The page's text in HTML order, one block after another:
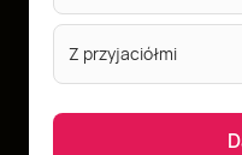
Z przyjaciółmi